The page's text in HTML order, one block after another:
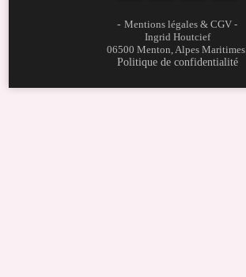
- Mentions légales & CGV -
Ingrid Houtcief
06500 Menton, Alpes Maritimes.
Politique de confidentialité